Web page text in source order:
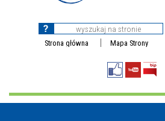
Strona główna Mapa Strony